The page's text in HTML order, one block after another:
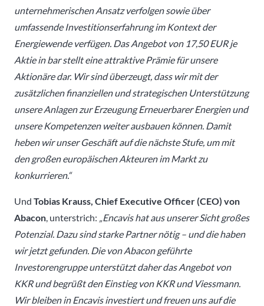
unternehmerischen Ansatz verfolgen sowie über
umfassende Investitionserfahrung im Kontext der
Energiewende verfügen. Das Angebot von 17,50 EUR je
Aktie in bar stellt eine attraktive Prämie für unsere
Aktionäre dar. Wir sind überzeugt, dass wir mit der
zusätzlichen finanziellen und strategischen Unterstützung
unsere Anlagen zur Erzeugung Erneuerbarer Energien und
unsere Kompetenzen weiter ausbauen können. Damit
heben wir unser Geschäft auf die nächste Stufe, um mit
den großen europäischen Akteuren im Markt zu
konkurrieren.“
Und Tobias Krauss, Chief Executive Officer (CEO) von
Abacon, unterstrich: „Encavis hat aus unserer Sicht großes
Potenzial. Dazu sind starke Partner nötig – und die haben
wir jetzt gefunden. Die von Abacon geführte
Investorengruppe unterstützt daher das Angebot von
KKR und begrüßt den Einstieg von KKR und Viessmann.
Wir bleiben in Encavis investiert und freuen uns auf die